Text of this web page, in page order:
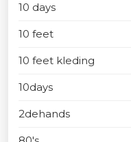
10 days
10 feet
10 feet kleding
10days
2dehands